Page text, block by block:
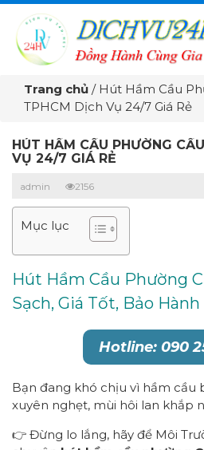
Trang chủ / Hút Hầm Cầu
TPHCM Dịch Vụ 24/7 Giá Rẻ
HÚT HẦM CẦU PHƯỜNG
VỤ 24/7 GIÁ RẺ
admin 2156
Mục lục
Hút Hầm Cầu Phường
Sạch, Giá Tốt, Bảo Hành
Hotline: 090
Bạn đang khó chịu vì hầm cầu
xuyên nghẹt, mùi hôi lan khắp
👉 Đừng lo lắng, hãy để Môi